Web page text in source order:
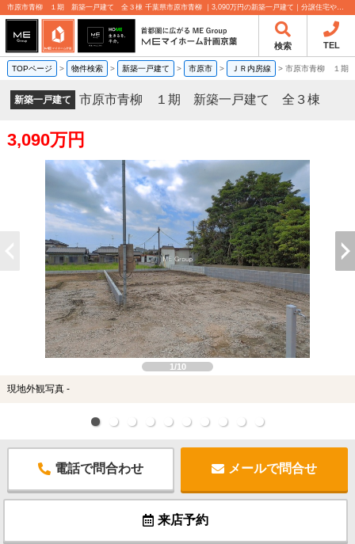
市原市青柳 １期 新築一戸建て 全３棟 千葉県市原市青柳 ｜3,090万円の新築一戸建て｜分譲住宅や新築物件｜MEマイホーム計画京葉株式会社
検索 TEL
TOPページ > 物件検索 > 新築一戸建て > 市原市 > ＪＲ内房線 > 市原市青柳 １期
新築一戸建て 市原市青柳 １期 新築一戸建て 全３棟
3,090万円
1/10
現地外観写真 -
電話で問合わせ メールで問合せ
来店予約